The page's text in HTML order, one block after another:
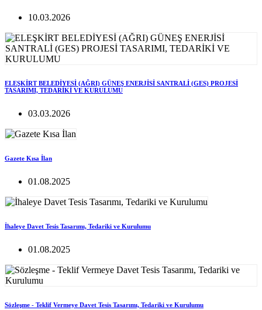
10.03.2026
ELEŞKİRT BELEDİYESİ (AĞRI) GÜNEŞ ENERJİSİ SANTRALİ (GES) PROJESİ
TASARIMI, TEDARİKİ VE KURULUMU
03.03.2026
Gazete Kısa İlan
01.08.2025
İhaleye Davet Tesis Tasarımı, Tedariki ve Kurulumu
01.08.2025
Sözleşme - Teklif Vermeye Davet Tesis Tasarımı, Tedariki ve Kurulumu